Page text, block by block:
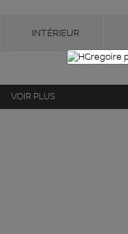
INTÉRIEUR
VOIR PLUS